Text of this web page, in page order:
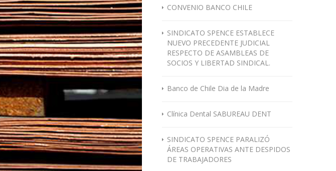
CONVENIO BANCO CHILE
SINDICATO SPENCE ESTABLECE
NUEVO PRECEDENTE JUDICIAL
RESPECTO DE ASAMBLEAS DE
SOCIOS Y LIBERTAD SINDICAL.
Banco de Chile Dia de la Madre
Clínica Dental SABUREAU DENT
SINDICATO SPENCE PARALIZÓ
ÁREAS OPERATIVAS ANTE DESPIDOS
DE TRABAJADORES